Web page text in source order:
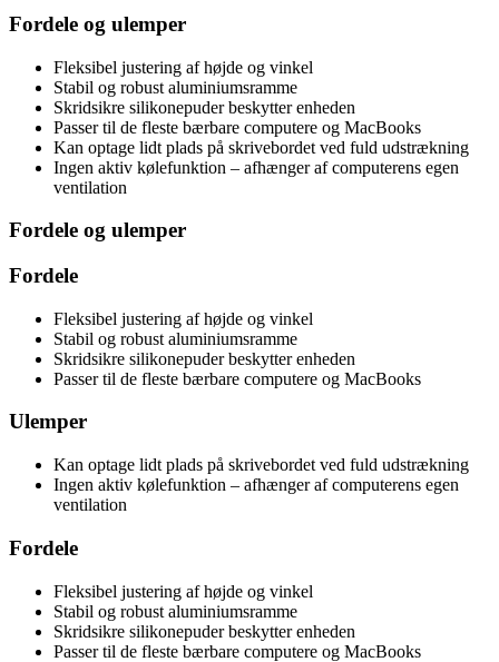
Fordele og ulemper
Fleksibel justering af højde og vinkel
Stabil og robust aluminiumsramme
Skridsikre silikonepuder beskytter enheden
Passer til de fleste bærbare computere og MacBooks
Kan optage lidt plads på skrivebordet ved fuld udstrækning
Ingen aktiv kølefunktion – afhænger af computerens egen
ventilation
Fordele og ulemper
Fordele
Fleksibel justering af højde og vinkel
Stabil og robust aluminiumsramme
Skridsikre silikonepuder beskytter enheden
Passer til de fleste bærbare computere og MacBooks
Ulemper
Kan optage lidt plads på skrivebordet ved fuld udstrækning
Ingen aktiv kølefunktion – afhænger af computerens egen
ventilation
Fordele
Fleksibel justering af højde og vinkel
Stabil og robust aluminiumsramme
Skridsikre silikonepuder beskytter enheden
Passer til de fleste bærbare computere og MacBooks